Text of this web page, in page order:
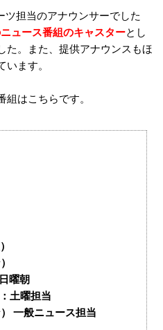
ツ担当のアナウンサーでした
ュース番組のキャスターとし
た。また、提供アナウンスもほ
ます。
はこちらです。
曜朝
土曜担当
一般ニュース担当